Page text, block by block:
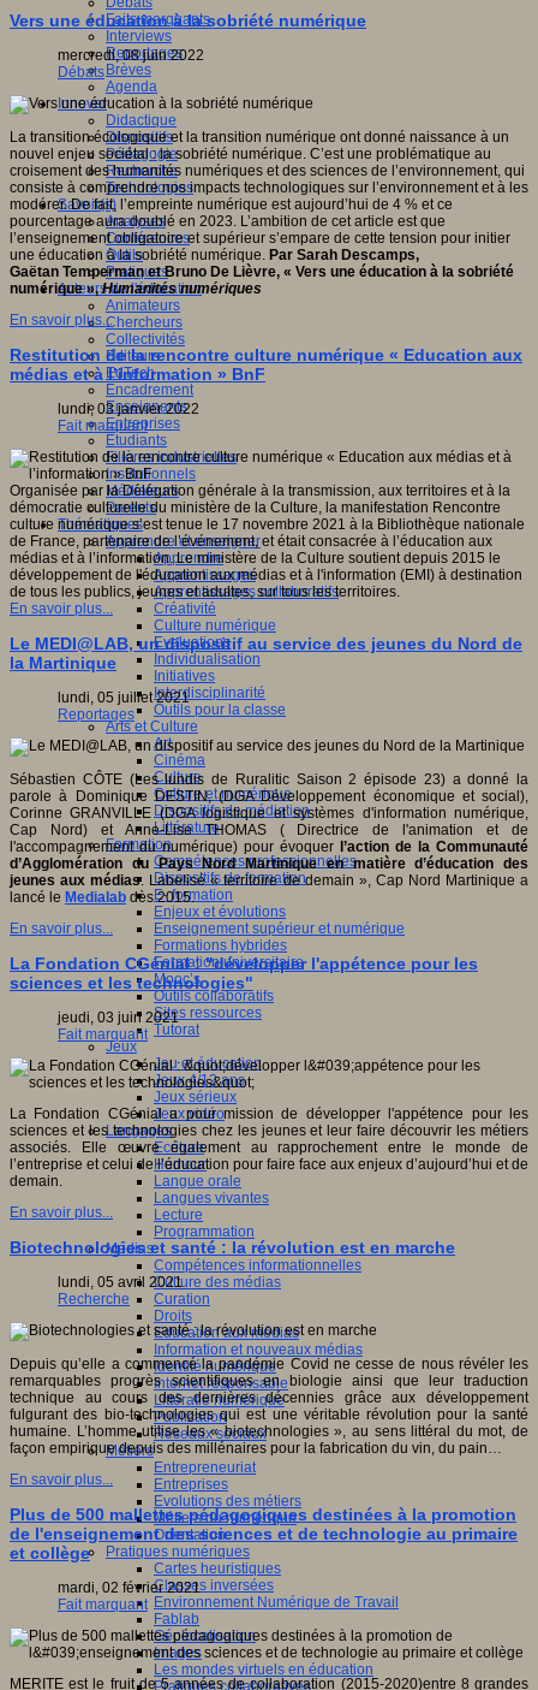
Faits marquants
Interviews
Reportages
Brèves
Agenda
Innover
Didactique
Dispositifs
Pédagogie
Recherche
Technologies
Savoir(s)
Analyses
Conférences
Outils
Pratiques
Acteurs de l'éducation
Animateurs
Chercheurs
Collectivités
Editeurs
EdTech
Encadrement
Enseignants
Entreprises
Etudiants
Filières industrielles
Institutionnels
Médiateurs
Parents
Thématiques
Apprendre et enseigner
Apprendre
Apprentissages
Apprentissages collaboratifs
Créativité
Culture numérique
Evaluations
Individualisation
Initiatives
Interdisciplinarité
Outils pour la classe
Arts et Culture
Art
Cinéma
Culture
Culture et numérique
Dispositifs de médiation
Littérature
Formation
Compétences professionnelles
Dispositifs de formation
E- formation
Enjeux et évolutions
Enseignement supérieur et numérique
Formations hybrides
Formation universitaire
Mooc’s
Outils collaboratifs
Sites ressources
Tutorat
Jeux
Jeu et éducation
Jeux 4/12 ans
Jeux sérieux
Jeux vidéo
Langages
Ecriture
Humour
Langue orale
Langues vivantes
Lecture
Programmation
Médias
Compétences informationnelles
Culture des médias
Curation
Droits
Education aux médias
Information et nouveaux médias
Identité numérique
Internet responsable
Littératie numérique
Publication
Réseaux sociaux
Métiers
Entrepreneuriat
Entreprises
Evolutions des métiers
Métiers du numérique
Orientation
Pratiques numériques
Cartes heuristiques
Classes inversées
Environnement Numérique de Travail
Fablab
Géolocalisation
Images
Les mondes virtuels en éducation
Pratiques collaboratives
Vers une éducation à la sobriété numérique
mercredi, 08 juin 2022
Débats
La transition écologique et la transition numérique ont donné naissance à un
nouvel enjeu sociétal : la sobriété numérique. C’est une problématique au
croisement des humanités numériques et des sciences de l’environnement, qui
consiste à comprendre nos impacts technologiques sur l’environnement et à les
modérer. De fait, l’empreinte numérique est aujourd’hui de 4 % et ce
pourcentage aura doublé en 2023. L’ambition de cet article est que
l’enseignement obligatoire et supérieur s’empare de cette tension pour initier
une éducation à la sobriété numérique. Par Sarah Descamps,
Gaëtan Temperman et Bruno De Lièvre, « Vers une éducation à la sobriété
numérique »,Humanités numériques
En savoir plus...
Restitution de la rencontre culture numérique « Education aux
médias et à l’information » BnF
lundi, 03 janvier 2022
Fait marquant
Organisée par la Délégation générale à la transmission, aux territoires et à la
démocratie culturelle du ministère de la Culture, la manifestation Rencontre
culture numérique s’est tenue le 17 novembre 2021 à la Bibliothèque nationale
de France, partenaire de l’événement, et était consacrée à l’éducation aux
médias et à l’information. Le ministère de la Culture soutient depuis 2015 le
développement de l'éducation aux médias et à l'information (EMI) à destination
de tous les publics, jeunes et adultes, sur tous les territoires.
En savoir plus...
Le MEDI@LAB, un dispositif au service des jeunes du Nord de
la Martinique
lundi, 05 juillet 2021
Reportages
Sébastien CÔTE (Les lundis de Ruralitic Saison 2 épisode 23) a donné la
parole à Dominique DESTIN, (DGA Développement économique et social),
Corinne GRANVILLE (DGA logistique et systèmes d'information numérique,
Cap Nord) et Anne-Lise THOMAS ( Directrice de l'animation et de
l'accompagnement du numérique) pour évoquer l’action de la Communauté
d’Agglomération du Pays Nord Martinique en matière d’éducation des
jeunes aux médias. Labelisé « territoire de demain », Cap Nord Martinique a
lancé le Medialab dès 2015.
En savoir plus...
La Fondation CGénial : "développer l'appétence pour les
sciences et les technologies"
jeudi, 03 juin 2021
Fait marquant
La Fondation CGénial a pour mission de développer l'appétence pour les
sciences et les technologies chez les jeunes et leur faire découvrir les métiers
associés. Elle œuvre également au rapprochement entre le monde de
l’entreprise et celui de l’éducation pour faire face aux enjeux d’aujourd’hui et de
demain.
En savoir plus...
Biotechnologies et santé : la révolution est en marche
lundi, 05 avril 2021
Recherche
Depuis qu’elle a commencé la pandémie Covid ne cesse de nous révéler les
remarquables progrès scientifiques en biologie ainsi que leur traduction
technique au cours des dernières décennies grâce aux développement
fulgurant des bio-technologies qui est une véritable révolution pour la santé
humaine. L’homme utilise les « biotechnologies », au sens littéral du mot, de
façon empirique depuis des millénaires pour la fabrication du vin, du pain…
En savoir plus...
Plus de 500 mallettes pédagogiques destinées à la promotion
de l'enseignement des sciences et de technologie au primaire
et collège
mardi, 02 février 2021
Fait marquant
MERITE est le fruit de 5 années de collaboration (2015-2020)entre 8 grandes